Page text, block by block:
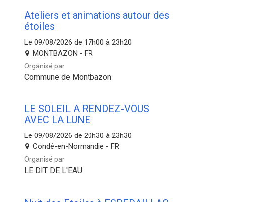
Ateliers et animations autour des
étoiles
Le 09/08/2026 de 17h00 à 23h20
MONTBAZON - FR
Organisé par
Commune de Montbazon
LE SOLEIL A RENDEZ-VOUS
AVEC LA LUNE
Le 09/08/2026 de 20h30 à 23h30
Condé-en-Normandie - FR
Organisé par
LE DIT DE L'EAU